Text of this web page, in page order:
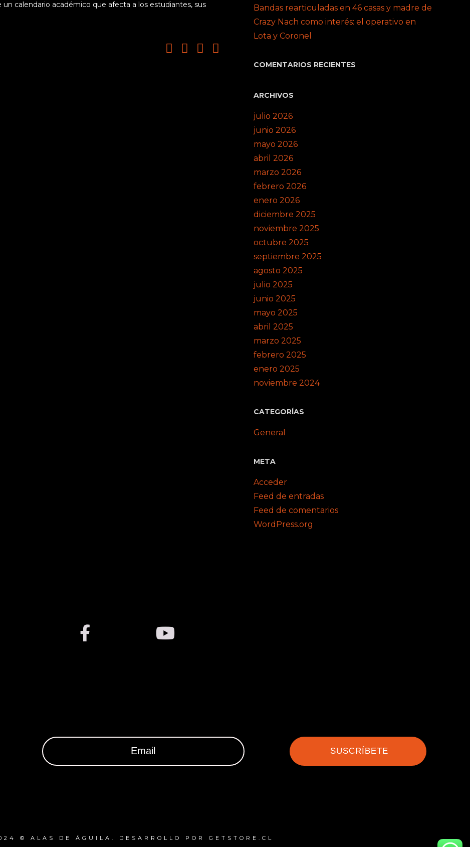
calendario académico que afecta a los estudiantes, sus
Bandas rearticuladas en 46 casas y madre de
Crazy Nach como interés: el operativo en
Lota y Coronel
COMENTARIOS RECIENTES
ARCHIVOS
julio 2026
junio 2026
mayo 2026
abril 2026
marzo 2026
febrero 2026
enero 2026
diciembre 2025
noviembre 2025
octubre 2025
septiembre 2025
agosto 2025
julio 2025
junio 2025
mayo 2025
abril 2025
marzo 2025
febrero 2025
enero 2025
noviembre 2024
CATEGORÍAS
General
META
Acceder
Feed de entradas
Feed de comentarios
WordPress.org
SUSCRÍBETE
© ALAS DE ÁGUILA. DESARROLLO POR GETSTORE.CL